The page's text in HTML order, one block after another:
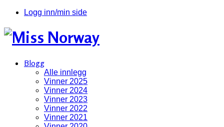
Logg inn/min side
Blogg
Alle innlegg
Vinner 2025
Vinner 2024
Vinner 2023
Vinner 2022
Vinner 2021